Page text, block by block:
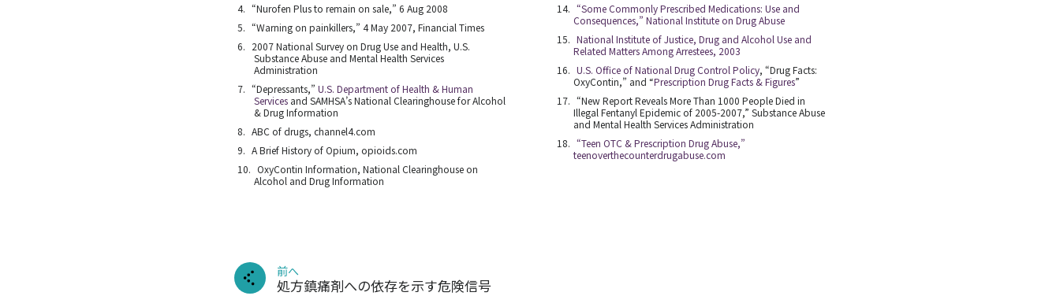
“Nurofen Plus to remain on sale,” 6 Aug 2008
“Warning on painkillers,” 4 May 2007, Financial Times
2007 National Survey on Drug Use and Health, U.S.
Substance Abuse and Mental Health Services
Administration
“Depressants,”U.S. Department of Health & Human
Services and SAMHSA’sNational Clearinghouse for Alcohol
& Drug Information
ABC of drugs, channel4.com
A Brief History of Opium, opioids.com
OxyContin Information, National Clearinghouse on
Alcohol and Drug Information
“Some Commonly Prescribed Medications: Use and
Consequences,” National Institute on Drug Abuse
National Institute of Justice, Drug and Alcohol Use and
Related Matters Among Arrestees, 2003
U.S. Office of National Drug Control Policy, “Drug Facts:
OxyContin,” and “Prescription Drug Facts & Figures”
“New Report Reveals More Than 1000 People Died in
Illegal Fentanyl Epidemic of 2005-2007,” Substance Abuse
and Mental Health Services Administration
“Teen OTC & Prescription Drug Abuse,”
teenoverthecounterdrugabuse.com
前へ
処方鎮痛剤への依存を示す危険信号